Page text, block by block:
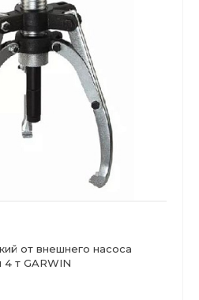
от внешнего насоса
т GARWIN